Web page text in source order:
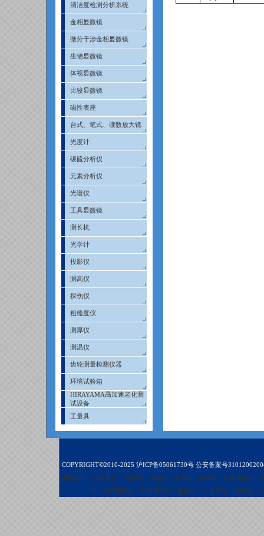
清洁度检测分析系统
金相显微镜
微分干涉金相显微镜
生物显微镜
体视显微镜
比较显微镜
磁性表座
台式、笔式、读数放大镜
光度计
碳硫分析仪
元素分析仪
光谱仪
工具显微镜
测长机
光学计
投影仪
测高仪
探伤仪
粗糙度仪
测厚仪
测温仪
齿轮测量检测仪器
环境试验箱
HIRAYAMA高加速老化测
试设备
工量具
COPYRIGHT©2010-2025 沪ICP备05061730号 公安备案号
相切割机
自准直仪 硬度计 试验机 轮廓仪 显微镜 影像测量仪
仪
金相切割机 金相切割机 镶嵌机 自准直仪 显微镜